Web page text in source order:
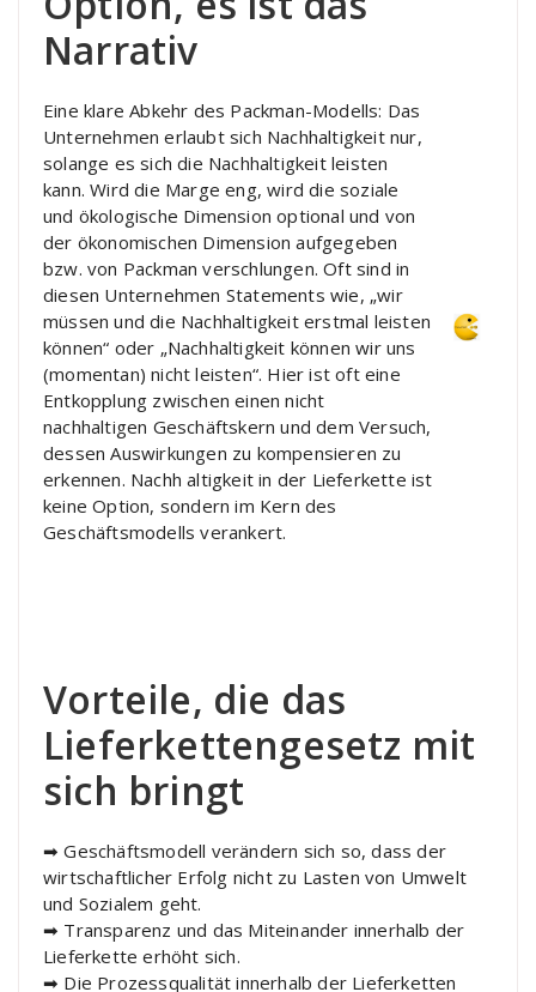
Narrativ
Eine klare Abkehr des Packman-Modells: Das
Unternehmen erlaubt sich Nachhaltigkeit nur,
solange es sich die Nachhaltigkeit leisten
kann. Wird die Marge eng, wird die soziale
und ökologische Dimension optional und von
der ökonomischen Dimension aufgegeben
bzw. von Packman verschlungen. Oft sind in
diesen Unternehmen Statements wie, „wir
müssen und die Nachhaltigkeit erstmal leisten
können“ oder „Nachhaltigkeit können wir uns
(momentan) nicht leisten“. Hier ist oft eine
Entkopplung zwischen einen nicht
nachhaltigen Geschäftskern und dem Versuch,
dessen Auswirkungen zu kompensieren zu
erkennen. Nachh altigkeit in der Lieferkette ist
keine Option, sondern im Kern des
Geschäftsmodells verankert.
Vorteile, die das
Lieferkettengesetz mit
sich bringt
➡ Geschäftsmodell verändern sich so, dass der
wirtschaftlicher Erfolg nicht zu Lasten von Umwelt
und Sozialem geht.
➡ Transparenz und das Miteinander innerhalb der
Lieferkette erhöht sich.
➡ Die Prozessqualität innerhalb der Lieferketten